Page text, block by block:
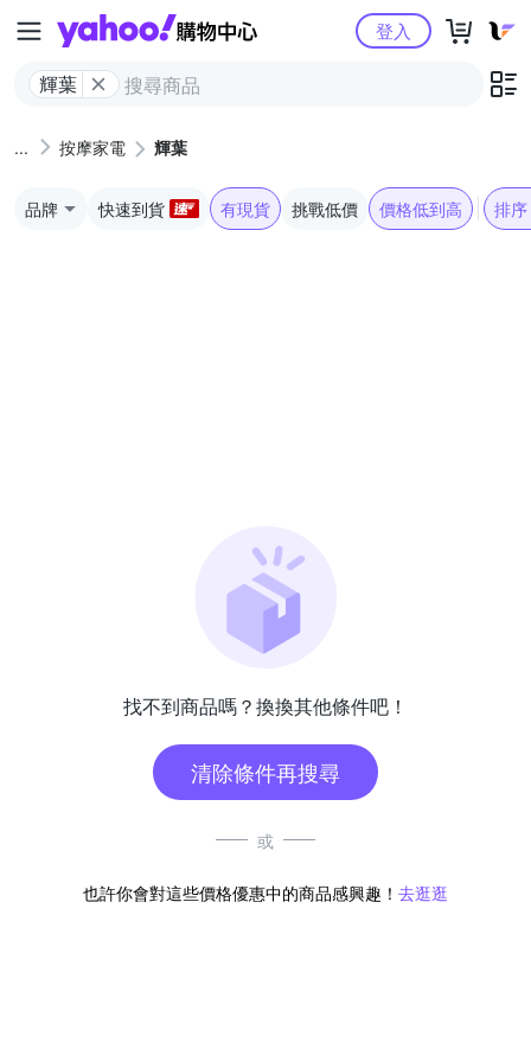
Yahoo購物中心
輝葉
登入
按摩家電 輝葉
品牌 快速到貨 有現貨 挑戰低價 價格低到高 排序
找不到商品嗎？換換其他條件吧！
清除條件再搜尋
或
也許你會對這些價格優惠中的商品感興趣！ 去逛逛